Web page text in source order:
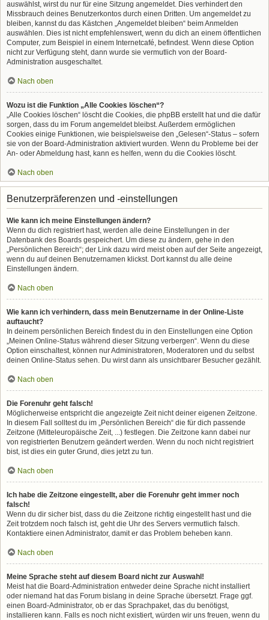
auswählst, wirst du nur für eine Sitzung angemeldet. Dies verhindert den
Missbrauch deines Benutzerkontos durch einen Dritten. Um angemeldet zu
bleiben, kannst du das Kästchen „Angemeldet bleiben“ beim Anmelden
auswählen. Dies ist nicht empfehlenswert, wenn du dich an einem öffentlichen
Computer, zum Beispiel in einem Internetcafé, befindest. Wenn diese Option
nicht zur Verfügung steht, dann wurde sie vermutlich von der Board-
Administration ausgeschaltet.
Nach oben
Wozu ist die Funktion „Alle Cookies löschen“?
„Alle Cookies löschen“ löscht die Cookies, die phpBB erstellt hat und die dafür
sorgen, dass du im Forum angemeldet bleibst. Außerdem ermöglichen
Cookies einige Funktionen, wie beispielsweise den „Gelesen“-Status – sofern
sie von der Board-Administration aktiviert wurden. Wenn du Probleme bei der
An- oder Abmeldung hast, kann es helfen, wenn du die Cookies löscht.
Nach oben
Benutzerpräferenzen und -einstellungen
Wie kann ich meine Einstellungen ändern?
Wenn du dich registriert hast, werden alle deine Einstellungen in der
Datenbank des Boards gespeichert. Um diese zu ändern, gehe in den
„Persönlichen Bereich“; der Link dazu wird meist oben auf der Seite angezeigt,
wenn du auf deinen Benutzernamen klickst. Dort kannst du alle deine
Einstellungen ändern.
Nach oben
Wie kann ich verhindern, dass mein Benutzername in der Online-Liste
auftaucht?
In deinem persönlichen Bereich findest du in den Einstellungen eine Option
„Meinen Online-Status während dieser Sitzung verbergen“. Wenn du diese
Option einschaltest, können nur Administratoren, Moderatoren und du selbst
deinen Online-Status sehen. Du wirst dann als unsichtbarer Besucher gezählt.
Nach oben
Die Forenuhr geht falsch!
Möglicherweise entspricht die angezeigte Zeit nicht deiner eigenen Zeitzone.
In diesem Fall solltest du im „Persönlichen Bereich“ die für dich passende
Zeitzone (Mitteleuropäische Zeit, ...) festlegen. Die Zeitzone kann dabei nur
von registrierten Benutzern geändert werden. Wenn du noch nicht registriert
bist, ist dies ein guter Grund, dies jetzt zu tun.
Nach oben
Ich habe die Zeitzone eingestellt, aber die Forenuhr geht immer noch
falsch!
Wenn du dir sicher bist, dass du die Zeitzone richtig eingestellt hast und die
Zeit trotzdem noch falsch ist, geht die Uhr des Servers vermutlich falsch.
Kontaktiere einen Administrator, damit er das Problem beheben kann.
Nach oben
Meine Sprache steht auf diesem Board nicht zur Auswahl!
Meist hat die Board-Administration entweder deine Sprache nicht installiert
oder niemand hat das Forum bislang in deine Sprache übersetzt. Frage ggf.
einen Board-Administrator, ob er das Sprachpaket, das du benötigst,
installieren kann. Falls es noch nicht existiert, würden wir uns freuen, wenn du